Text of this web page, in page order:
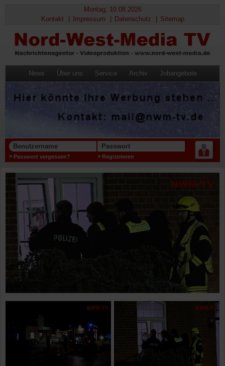
Montag, 10.08.2026
Kontakt
Impressum Datenschutz Sitemap
News Über uns Service Archiv Jobangebote
Benutzername Passwort
Passwort vergessen? Registrieren